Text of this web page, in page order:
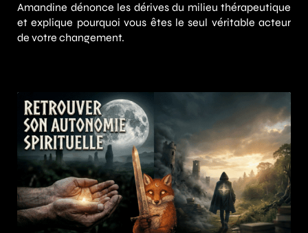
Amandine dénonce les dérives du milieu thérapeutique
et explique pourquoi vous êtes le seul véritable acteur
de votre changement.